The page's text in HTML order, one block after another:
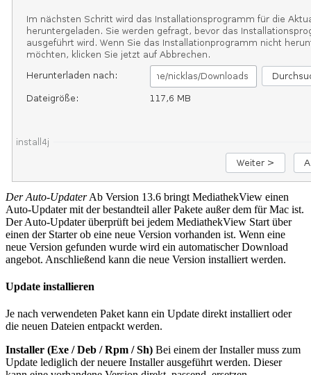
Der Auto-UpdaterAb Version 13.6 bringt MediathekView einen
Auto-Updater mit der bestandteil aller Pakete außer dem für Mac ist.
Der Auto-Updater überprüft bei jedem MediathekView Start über
einen der Starter ob eine neue Version vorhanden ist. Wenn eine
neue Version gefunden wurde wird ein automatischer Download
angebot. Anschließend kann die neue Version installiert werden.
Update installieren
Je nach verwendeten Paket kann ein Update direkt installiert oder
die neuen Dateien entpackt werden.
Installer (Exe / Deb / Rpm / Sh) Bei einem der Installer muss zum
Update lediglich der neuere Installer ausgeführt werden. Dieser